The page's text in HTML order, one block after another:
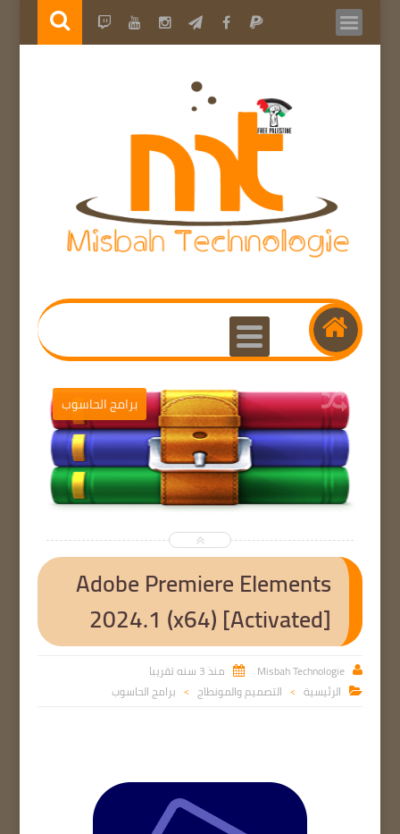
برامج الحاسوب
Adobe Premiere Elements
2024.1 (x64) [Activated]

Misbah Technologie
 منذ 3 سنه تقريبا
 الرئيسية > التصميم والمونطاج > برامج الحاسوب